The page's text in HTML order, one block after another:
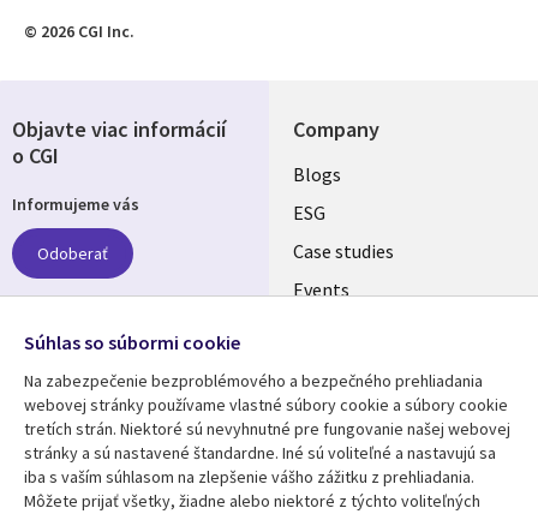
© 2026 CGI Inc.
Company
Useful
links
SLOVAKIA
Blogs
ESG
Case studies
Events
Resource center Support
Objavte viac informácií
o CGI
Informujeme vás
Odoberať
Follow us
Social
Media
SLOVAKIA
Súhlas so súbormi cookie
Na zabezpečenie bezproblémového a bezpečného prehliadania
webovej stránky používame vlastné súbory cookie a súbory cookie
tretích strán. Niektoré sú nevyhnutné pre fungovanie našej webovej
stránky a sú nastavené štandardne. Iné sú voliteľné a nastavujú sa
iba s vaším súhlasom na zlepšenie vášho zážitku z prehliadania.
Môžete prijať všetky, žiadne alebo niektoré z týchto voliteľných